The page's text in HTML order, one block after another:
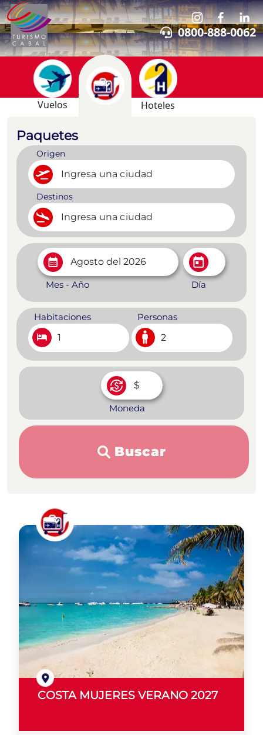
0800-888-0062
Vuelos Hoteles
Paquetes
Origen
Destinos
Mes - Año Día
1
Habitaciones
2
Personas
Moneda
Buscar
COSTA MUJERES VERANO 2027
/paquetes-personalizados?categoria=19-colombiapunta-